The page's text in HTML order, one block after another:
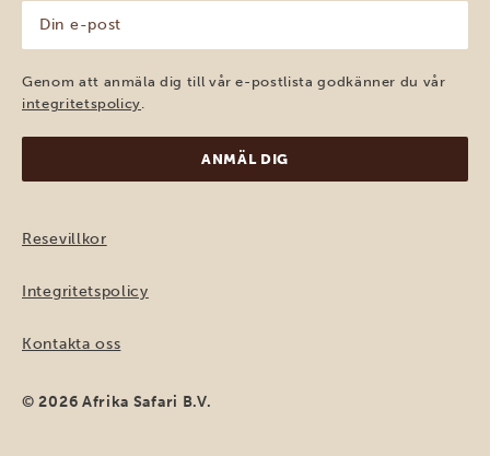
post
(Obligatoriskt)
Genom att anmäla dig till vår e-postlista godkänner du vår
integritetspolicy
Resevillkor
Integritetspolicy
Kontakta oss
© 2026 Afrika Safari B.V.